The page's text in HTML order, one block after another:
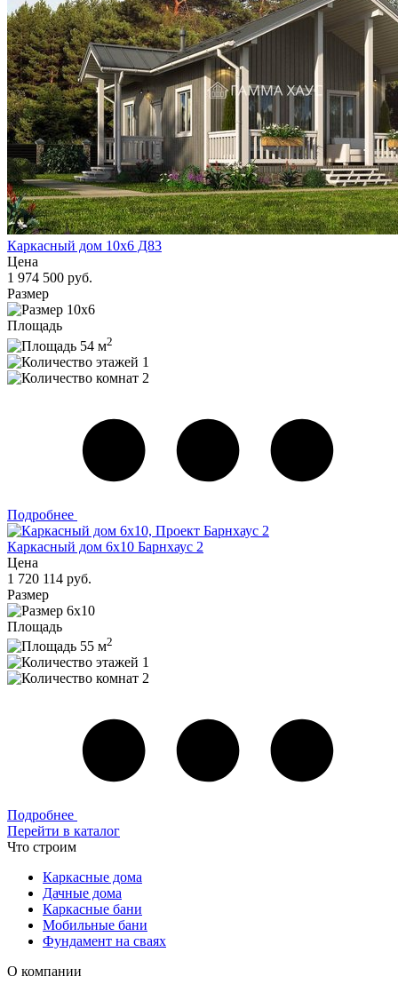
Каркасный дом 10х6 Д83
Цена
1 974 500 руб.
Размер
10х6
Площадь
54 м2
1
2
Подробнее
Каркасный дом 6х10 Барнхаус 2
Цена
1 720 114 руб.
Размер
6х10
Площадь
55 м2
1
2
Подробнее
Перейти в каталог
Что строим
Каркасные дома
Дачные дома
Каркасные бани
Мобильные бани
Фундамент на сваях
О компании